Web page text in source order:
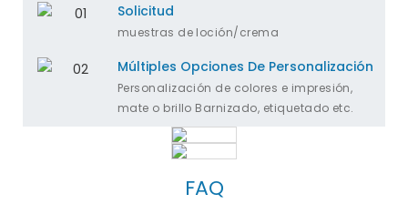
Solicitud
muestras de loción/crema
Múltiples Opciones De Personalización
Personalización de colores e impresión,
mate o brillo Barnizado, etiquetado etc.
FAQ